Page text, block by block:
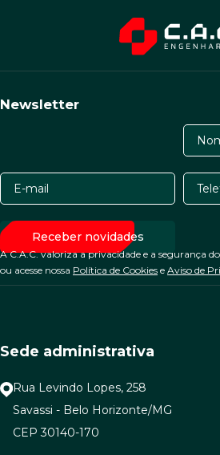
Newsletter
A C.A.C. valoriza a privacidade e a segurança
ou acesse nossa Política de Cookies e Aviso de
Sede administrativa
Rua Levindo Lopes, 258
Savassi - Belo Horizonte/MG
CEP 30140-170